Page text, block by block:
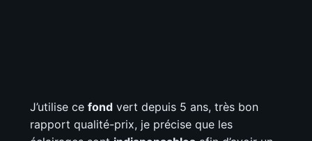
J’utilise ce fondvert depuis 5 ans, très bon
rapport qualité-prix, je précise que les